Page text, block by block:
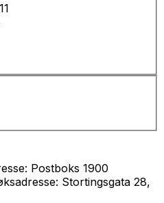
11
Postboks 1900
Stortingsgata 28,